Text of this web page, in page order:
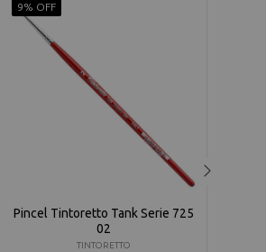
9% OFF
Pincel Tintoretto Tank Serie 725
02
TINTORETTO